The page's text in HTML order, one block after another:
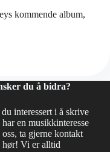
kommende album,
du å bidra?
interessert i å skrive
har en musikkinteresse
ta gjerne kontakt
hør! Vi er alltid